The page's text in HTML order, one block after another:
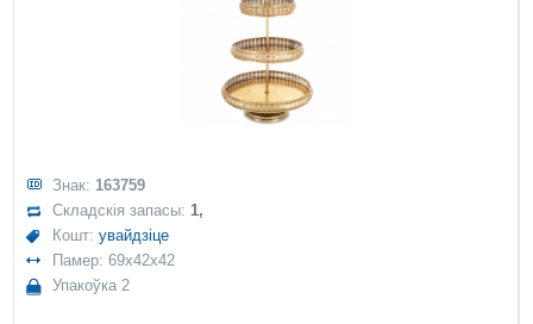
Знак: 163759
Складскія запасы:1,
Кошт:увайдзіце
Памер: 69x42x42
Упакоўка 2